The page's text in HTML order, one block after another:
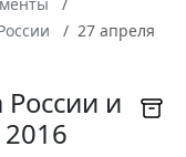
27 апреля
и